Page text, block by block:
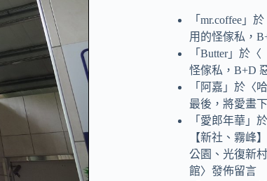
「mr.coffee 」於
用的怪傢私，
「Butter」於〈
怪傢私，B+D
「 阿嘉 」於〈
最後，將愛畫
「 愛郎年華 」
【新社、霧峰
公園、光復新
館〉發佈留言